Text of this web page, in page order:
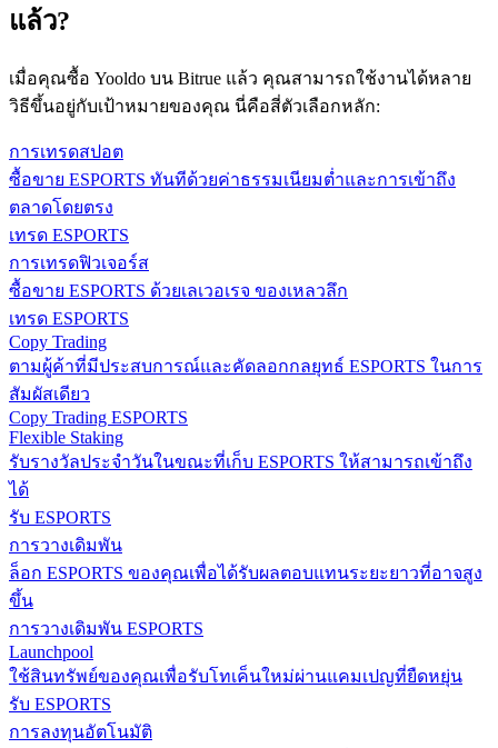
แล้ว?
เมื่อคุณซื้อ Yooldo บน Bitrue แล้ว คุณสามารถใช้งานได้หลาย
วิธีขึ้นอยู่กับเป้าหมายของคุณ นี่คือสี่ตัวเลือกหลัก:
การเทรดสปอต
ซื้อขาย ESPORTS ทันทีด้วยค่าธรรมเนียมต่ำและการเข้าถึง
ตลาดโดยตรง
เทรด ESPORTS
การเทรดฟิวเจอร์ส
ซื้อขาย ESPORTS ด้วยเลเวอเรจ ของเหลวลึก
เทรด ESPORTS
Copy Trading
ตามผู้ค้าที่มีประสบการณ์และคัดลอกกลยุทธ์ ESPORTS ในการ
สัมผัสเดียว
Copy Trading ESPORTS
Flexible Staking
รับรางวัลประจำวันในขณะที่เก็บ ESPORTS ให้สามารถเข้าถึง
ได้
รับ ESPORTS
การวางเดิมพัน
ล็อก ESPORTS ของคุณเพื่อได้รับผลตอบแทนระยะยาวที่อาจสูง
ขึ้น
การวางเดิมพัน ESPORTS
Launchpool
ใช้สินทรัพย์ของคุณเพื่อรับโทเค็นใหม่ผ่านแคมเปญที่ยืดหยุ่น
รับ ESPORTS
การลงทุนอัตโนมัติ